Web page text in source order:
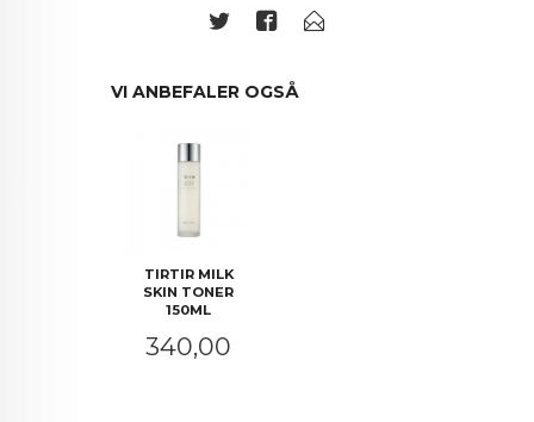
VI ANBEFALER OGSÅ
TIRTIR MILK
SKIN TONER
150ML
Pris
340,00